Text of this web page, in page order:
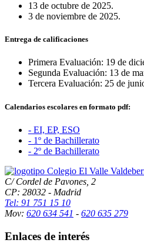
13 de octubre de 2025.
3 de noviembre de 2025.
Entrega de calificaciones
Primera Evaluación: 19 de
Segunda Evaluación: 13 de
Tercera Evaluación: 25 de
Calendarios escolares en formato pdf:
- EI, EP, ESO
- 1º de Bachillerato
- 2º de Bachillerato
C/ Cordel de Pavones, 2
CP: 28032 - Madrid
Tel: 91 751 15 10
Mov: 620 634 541 - 620 635 279
Enlaces de interés